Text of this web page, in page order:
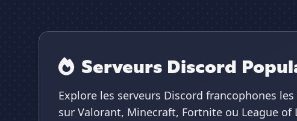
Serveurs Discord
Explore les serveurs Discord francophones
sur Valorant, Minecraft, Fortnite ou League